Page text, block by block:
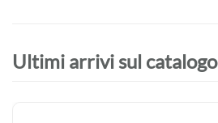
Ultimi arrivi sul catalogo